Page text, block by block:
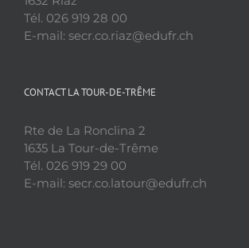
Tél. 026 919 28 00
E-mail: secr.co.riaz@edufr.ch
CONTACT LA TOUR-DE-TRÊME
Rte de La Ronclina 2
1635 La Tour-de-Trême
Tél. 026 919 29 00
E-mail: secr.co.latour@edufr.ch